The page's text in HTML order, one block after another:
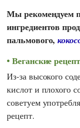
Мы рекомендуем
ингредиентов
пальмового,
Веганские
Из-за высокого
кислот и плохого
советуем
рецепт.